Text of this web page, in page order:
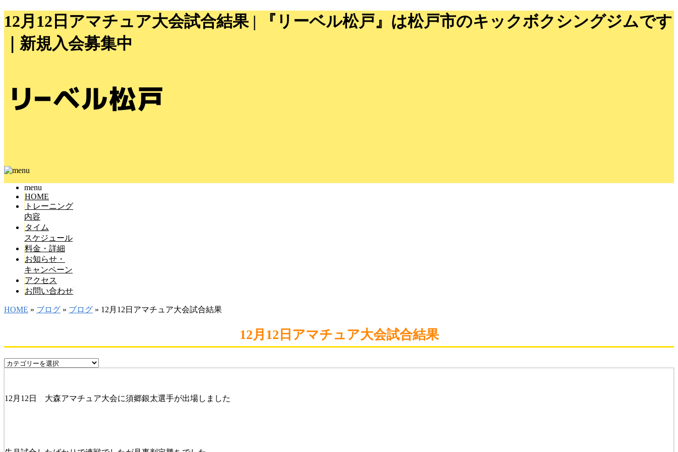
12月12日アマチュア大会試合結果 | 『リーベル松戸』は松戸市のキックボクシングジムです
｜新規入会募集中
menu
HOME
トレーニング
内容
タイム
スケジュール
料金・詳細
お知らせ・
キャンペーン
アクセス
お問い合わせ
HOME » ブログ » ブログ » 12月12日アマチュア大会試合結果
12月12日アマチュア大会試合結果
12月12日 大森アマチュア大会に須郷銀太選手が出場しました